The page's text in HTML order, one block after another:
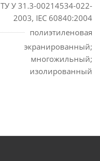
ТУ У 31.3-00214534-022-
2003, IEC 60840:2004
полиэтиленовая
экранированный;
многожильный;
изолированный